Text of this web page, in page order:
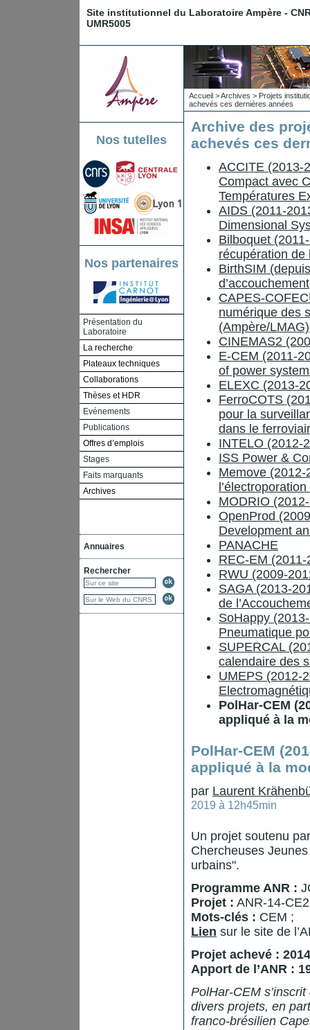
Site institutionnel du Laboratoire Ampère -
UMR5005
Nos tutelles
Nos partenaires
Présentation du
Laboratoire
La recherche
Plateaux techniques
Collaborations
Thèses et HDR
Evénements
Publications
Offres d’emplois
Stages
Faits marquants
Archives
Annuaires
Rechercher
Accueil >Archives > Projets
achevés ces dernières années
Archive des
achevés ces
ACCITE (2013-
Compact avec
Températures
AIDS (2011-
Dimensional
Bilboquet
récupération de
BirthSIM
d’accouchement
CAPES-
numérique des
(Ampère/LMAG)
CINEMAS2
E-CEM (2011-
of power
ELEXC (2013-
FerroCOTS
pour la
dans le
INTELO (2012-
ISS Power &
Memove
MODRIO
OpenProd
Development
PANACHE
REC-EM
RWU (2009-
SAGA (2013-
de
SoHappy
Pneumatique
SUPERCAL
calendaire des
UMEPS (2012-
PolHar-CEM
appliqué à la
PolHar-CEM
appliqué à la
par Laurent
2019 à 12h45min
Un projet soutenu
Chercheuses
urbains".
Programme ANR :
Projet : ANR-14-
Mots-clés : CEM ;
Lien sur le site de
Projet achevé :
Apport de l’ANR :
PolHar-CEM
divers projets, en
franco-brésilien